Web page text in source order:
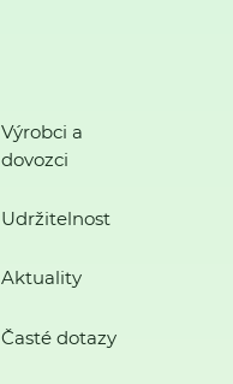
Výrobci a
dovozci
Udržitelnost
Aktuality
Časté dotazy